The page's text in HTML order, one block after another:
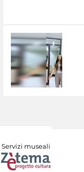
Servizi museali